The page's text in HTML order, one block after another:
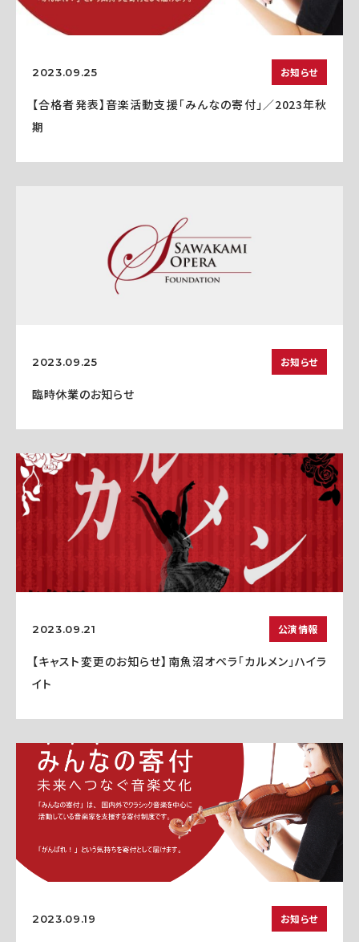
2023.09.25 お知らせ
【合格者発表】音楽活動支援「みんなの寄付」／2023年秋
期
2023.09.25 お知らせ
臨時休業のお知らせ
2023.09.21 公演情報
【キャスト変更のお知らせ】南魚沼オペラ「カルメン」ハイラ
イト
2023.09.19 お知らせ